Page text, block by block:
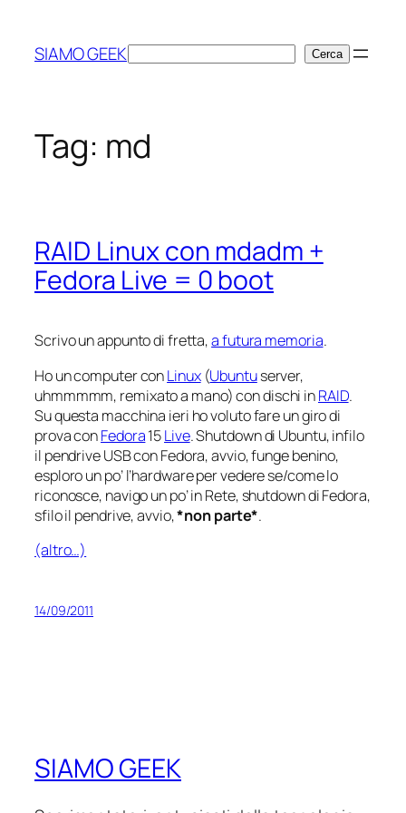
contenuto
SIAMO GEEKCerca Cerca
Tag: md
RAID Linux con mdadm +
Fedora Live = 0 boot
Scrivo un appunto di fretta,a futura memoria.
Ho un computer conLinux(Ubuntuserver,
uhmmmmm, remixato a mano) con dischi inRAID.
Su questa macchina ieri ho voluto fare un giro di
prova conFedora15Live. Shutdown di Ubuntu, infilo
il pendrive USB con Fedora, avvio, funge benino,
esploro un po’ l’hardware per vedere se/come lo
riconosce, navigo un po’ in Rete, shutdown di Fedora,
sfilo il pendrive, avvio,*non parte*.
(altro…)
14/09/2011
SIAMO GEEK